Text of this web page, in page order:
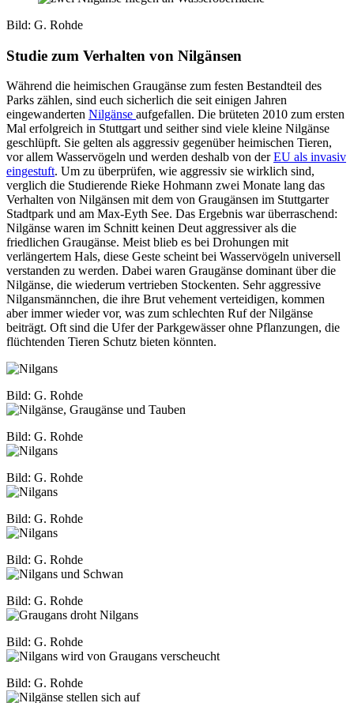
Bild: G. Rohde
Studie zum Verhalten von Nilgänsen
Während die heimischen Graugänse zum festen Bestandteil des
Parks zählen, sind euch sicherlich die seit einigen Jahren
eingewanderten Nilgänse aufgefallen. Die brüteten 2010 zum ersten
Mal erfolgreich in Stuttgart und seither sind viele kleine Nilgänse
geschlüpft. Sie gelten als aggressiv gegenüber heimischen Tieren,
vor allem Wasservögeln und werden deshalb von derEU als invasiv
eingestuft. Um zu überprüfen, wie aggressiv sie wirklich sind,
verglich die Studierende Rieke Hohmann zwei Monate lang das
Verhalten von Nilgänsen mit dem von Graugänsen im Stuttgarter
Stadtpark und am Max-Eyth See. Das Ergebnis war überraschend:
Nilgänse waren im Schnitt keinen Deut aggressiver als die
friedlichen Graugänse. Meist blieb es bei Drohungen mit
verlängertem Hals, diese Geste scheint bei Wasservögeln universell
verstanden zu werden. Dabei waren Graugänse dominant über die
Nilgänse, die wiederum vertrieben Stockenten. Sehr aggressive
Nilgansmännchen, die ihre Brut vehement verteidigen, kommen
aber immer wieder vor, was zum schlechten Ruf der Nilgänse
beiträgt. Oft sind die Ufer der Parkgewässer ohne Pflanzungen, die
flüchtenden Tieren Schutz bieten könnten.
Bild: G. Rohde
Bild: G. Rohde
Bild: G. Rohde
Bild: G. Rohde
Bild: G. Rohde
Bild: G. Rohde
Bild: G. Rohde
Bild: G. Rohde